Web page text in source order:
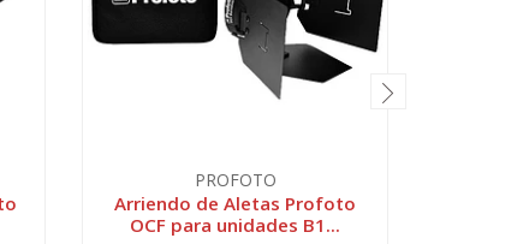
PROFOTO
Arriendo de Aletas Profoto
OCF para unidades B1...